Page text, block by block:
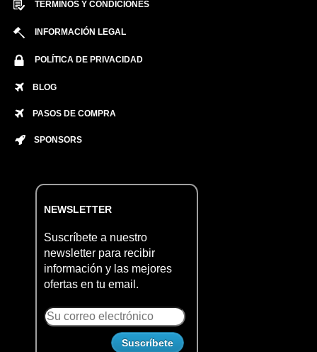
TÉRMINOS Y CONDICIONES
INFORMACIÓN LEGAL
POLÍTICA DE PRIVACIDAD
BLOG
PASOS DE COMPRA
SPONSORS
NEWSLETTER
Suscríbete a nuestro
newsletter para recibir
información y las mejores
ofertas en tu email.